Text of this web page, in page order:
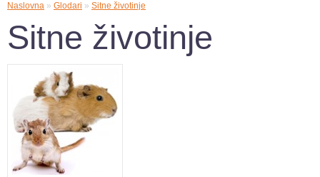
Naslovna » Glodari » Sitne životinje
Sitne životinje